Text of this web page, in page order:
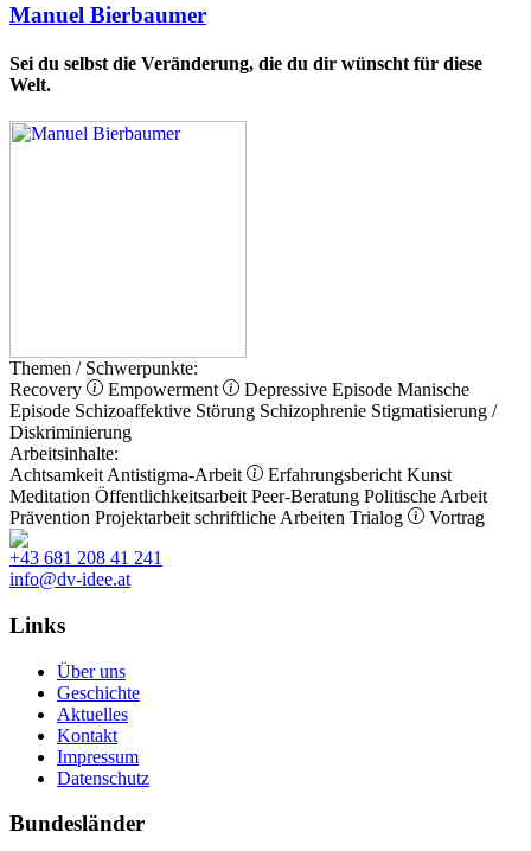
Manuel Bierbaumer
Sei du selbst die Veränderung, die du dir wünscht für diese
Welt.
Themen / Schwerpunkte:
Recovery
Empowerment Depressive Episode Manische
Episode Schizoaffektive Störung Schizophrenie Stigmatisierung /
Diskriminierung
Arbeitsinhalte:
Achtsamkeit Antistigma-Arbeit Erfahrungsbericht Kunst
Meditation Öffentlichkeitsarbeit Peer-Beratung Politische Arbeit
Prävention Projektarbeit schriftliche Arbeiten Trialog
Vortrag
+43 681 208 41 241
info@dv-idee.at
Links
Über uns
Geschichte
Aktuelles
Kontakt
Impressum
Datenschutz
Bundesländer